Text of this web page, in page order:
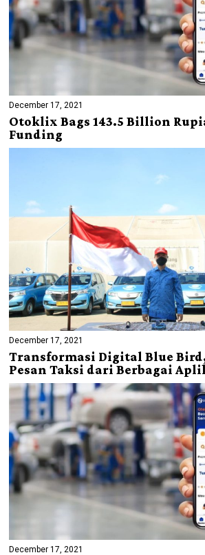
December 17, 2021
Otoklix Bags 143.5 Billion
Funding
December 17, 2021
Transformasi Digital Blue
Pesan Taksi dari Berbagai
December 17, 2021